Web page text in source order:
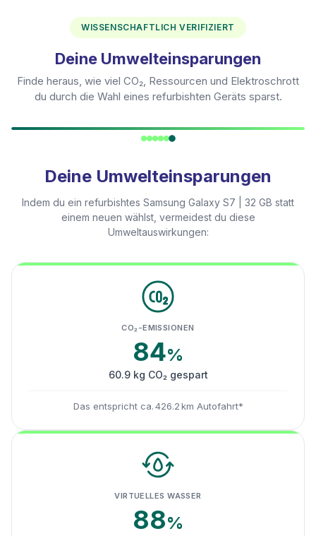
WISSENSCHAFTLICH VERIFIZIERT
Deine Umwelteinsparungen
Finde heraus, wie viel CO₂, Ressourcen und Elektroschrott
du durch die Wahl eines refurbishten Geräts sparst.
Deine Umwelteinsparungen
Indem du ein refurbishtes Samsung Galaxy S7 | 32 GB statt
einem neuen wählst, vermeidest du diese
Umweltauswirkungen:
CO₂-EMISSIONEN
84%
60.9 kg CO₂ gespart
Das entspricht ca. 426.2 km Autofahrt*
VIRTUELLES WASSER
88%